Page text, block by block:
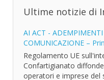
Ultime notizie di
AI ACT - ADEMPIMENTI
COMUNICAZIONE –
Regolamento UE
Confartigianato
operatori e imprese del